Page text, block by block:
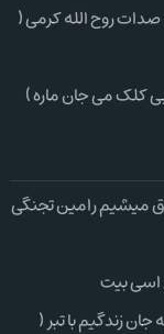
روح الله کرمی (
کلک می جان ماره )
میشیم رامین تجنگی
اسی بیت
زندگیم با تبر (